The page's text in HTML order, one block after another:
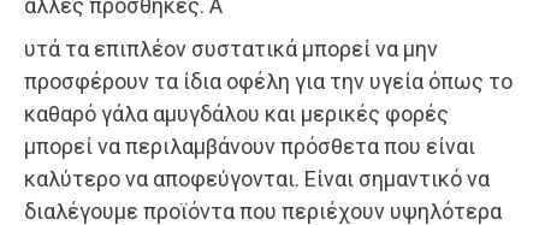
άλλες προσθήκες. Α
υτά τα επιπλέον συστατικά μπορεί να μην
προσφέρουν τα ίδια οφέλη για την υγεία όπως το
καθαρό γάλα αμυγδάλου και μερικές φορές
μπορεί να περιλαμβάνουν πρόσθετα που είναι
καλύτερο να αποφεύγονται. Είναι σημαντικό να
διαλέγουμε προϊόντα που περιέχουν υψηλότερα